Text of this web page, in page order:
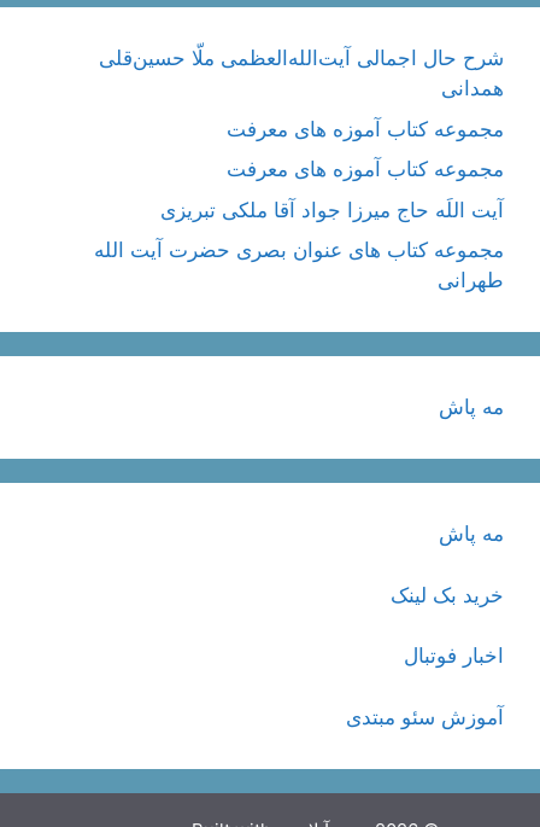
شرح حال اجمالی آیت‌الله‌العظمی ملّا حسین‌قلی
همدانی
مجموعه کتاب آموزه های معرفت
مجموعه کتاب آموزه های معرفت
آیت اللَه حاج میرزا جواد آقا ملکی تبریزی
مجموعه کتاب های عنوان بصری حضرت آیت الله
طهرانی
مه پاش
مه پاش
خرید بک لینک
اخبار فوتبال
آموزش سئو مبتدی